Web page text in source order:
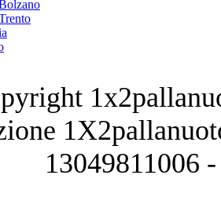
13049811006